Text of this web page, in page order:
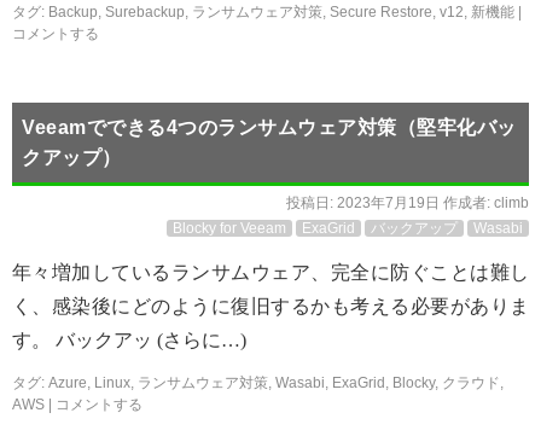
タグ: Backup, Surebackup, ランサムウェア対策, Secure Restore, v12, 新機能
コメントする
Veeamでできる4つのランサムウェア対策（堅牢化バッ
クアップ）
投稿日: 2023年7月19日 作成者: climb
Blocky for Veeam
ExaGrid バックアップ Wasabi
年々増加しているランサムウェア、完全に防ぐことは難し
く、感染後にどのように復旧するかも考える必要がありま
す。 バックアッ (さらに…)
タグ: Azure, Linux, ランサムウェア対策, Wasabi, ExaGrid , Blocky, クラウド,
AWS
コメントする